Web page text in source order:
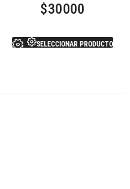
$30000
SELECCIONAR PRODUCTO